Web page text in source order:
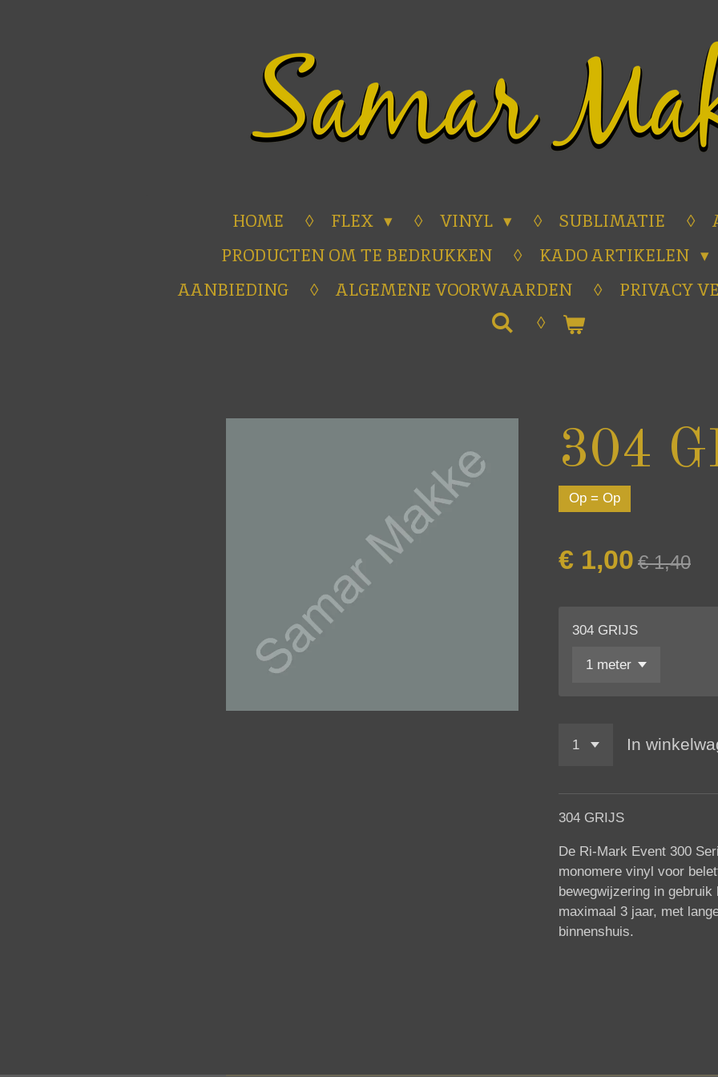
HOME FLEX VINYL SUBLIMATIE
PRODUCTEN OM TE BEDRUKKEN
KADO ARTIKELEN
AANBIEDING
ALGEMENE VOORWAARDEN PRIVACY
304
Op = Op
€ 1,00 € 1,40
304 GRIJS
In
304 GRIJS
De Ri-Mark Event 300
monomere vinyl voor
bewegwijzering in
maximaal 3 jaar, met
binnenshuis.